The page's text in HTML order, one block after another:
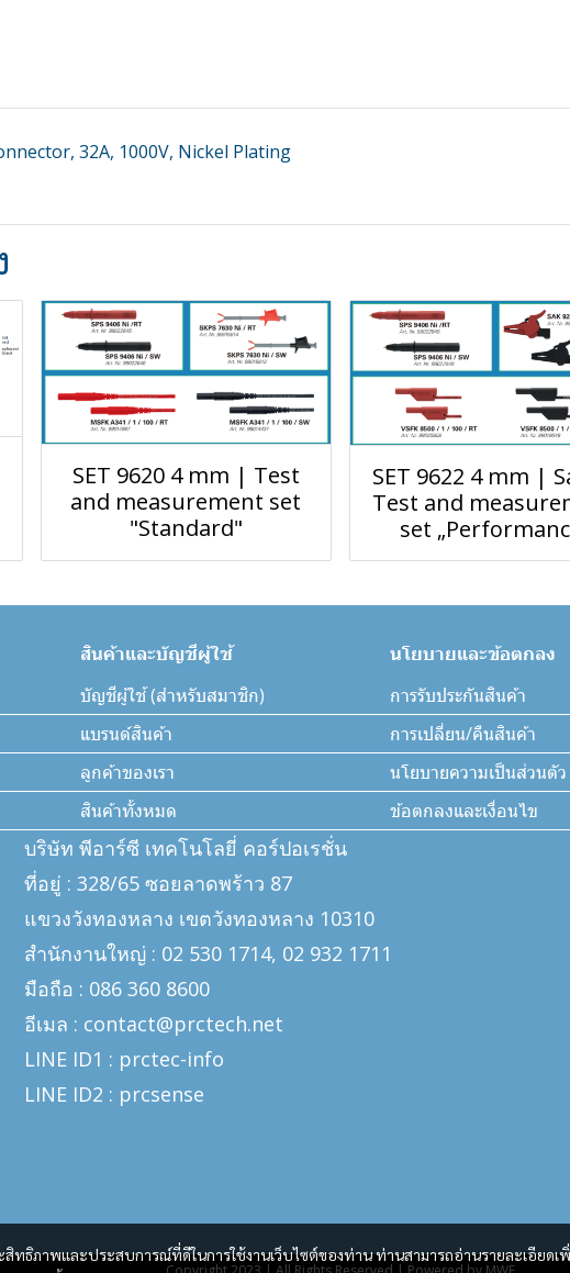
32A, 1000V, Nickel Plating
SET 9620 4 mm | Test
and measurement set
"Standard"
SET 9622 4 mm |
Test and
set
ทธิภาพและประสบการณ์ที่ดีในการใช้งานเว็บไซต์ของท่าน ท่านสามารถอ่านรายละเอียดเ
สินค้าและบัญชีผู้ใช้
บัญชีผู้ใช้ (สำหรับสมาชิก)
แบรนด์สินค้า
ลูกค้าของเรา
สินค้าทั้งหมด
นโยบายและข้อตกลง
การรับประกันสินค้า
การเปลี่ยน/คืนสินค้า
นโยบายความเป็นส่วนตัว
ข้อตกลงและเงื่อนไข
บริษัท พีอาร์ซี เทคโนโลยี่ คอร์ปอเรชั่น
ที่อยู่ : 328/65 ซอยลาดพร้าว 87
แขวงวังทองหลาง เขตวังทองหลาง 10310
สำนักงานใหญ่ : 02 530 1714, 02 932 1711
มือถือ : 086 360 8600
อีเมล : contact@prctech.net
LINE ID1 : prctec-info
LINE ID2 : prcsense